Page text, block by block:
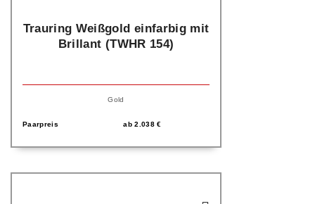
Trauring Weißgold einfarbig mit
Brillant (TWHR 154)
Gold
Paarpreis ab2.038€